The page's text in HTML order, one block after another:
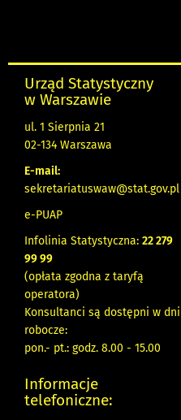
Urząd Statystyczny
w Warszawie
ul. 1 Sierpnia 21
02-134 Warszawa
E-mail:
sekretariatuswaw@stat.gov.pl
e-PUAP
Infolinia Statystyczna: 22 279
99 99
(opłata zgodna z taryfą
operatora)
Konsultanci są dostępni w dni
robocze:
pon.- pt.: godz. 8.00 - 15.00
Informacje
telefoniczne: